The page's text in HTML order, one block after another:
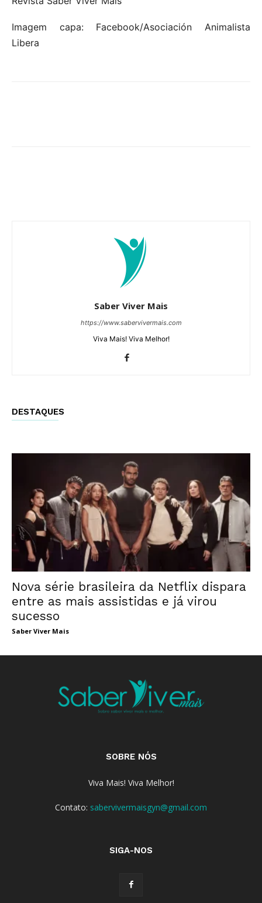
Imagem capa: Facebook/Asociación Animalista
Libera
Saber Viver Mais
https://www.sabervivermais.com
Viva Mais! Viva Melhor!
DESTAQUES
Nova série brasileira da Netflix dispara
entre as mais assistidas e já virou
sucesso
Saber Viver Mais
SOBRE NÓS
Viva Mais! Viva Melhor!
Contato: sabervivermaisgyn@gmail.com
SIGA-NOS